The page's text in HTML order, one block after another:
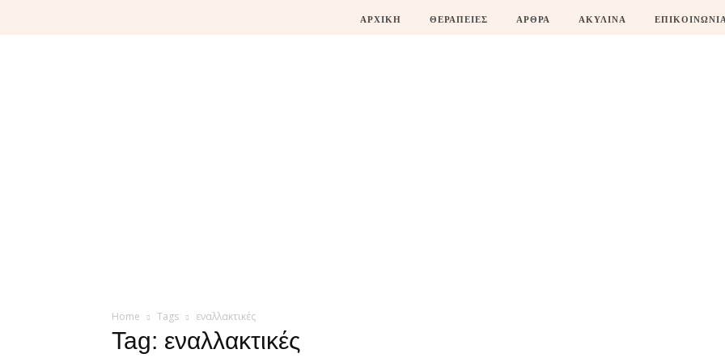
ΑΡΧΙΚΗ ΘΕΡΑΠΕΙΕΣ ΑΡΘΡΑ ΑΚΥΛΙΝΑ
Home Tags εναλλακτικές
Tag: εναλλακτικές